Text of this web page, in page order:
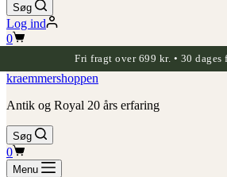
Søg
Log ind
Indkøbskurv
0
Fri fragt over 699 kr. • 30 dages
kraemmershoppen
Antik og Royal 20 års erfaring
Søg
Indkøbskurv
0
Menu